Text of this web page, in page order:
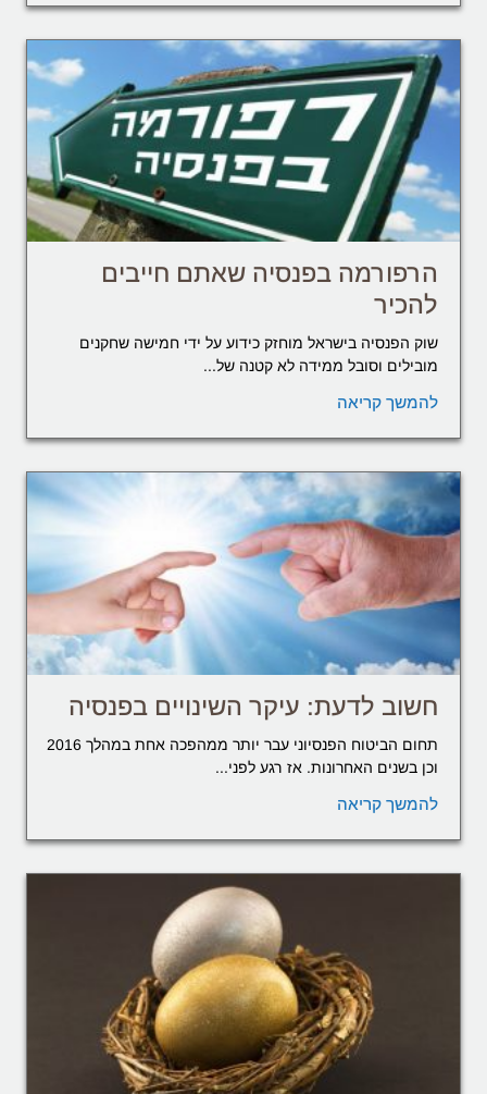
הרפורמה בפנסיה שאתם חייבים
להכיר
שוק הפנסיה בישראל מוחזק כידוע על ידי חמישה שחקנים
מובילים וסובל ממידה לא קטנה של...
להמשך קריאה
חשוב לדעת: עיקר השינויים בפנסיה
תחום הביטוח הפנסיוני עבר יותר ממהפכה אחת במהלך 2016
וכן בשנים האחרונות. אז רגע לפני...
להמשך קריאה